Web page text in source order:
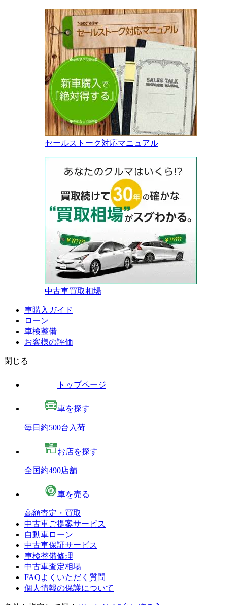
セールストーク対応マニュアル
中古車買取相場
車購入ガイド
ローン
車検整備
お客様の評価
閉じる
トップページ
車を探す
毎日約500台入荷
お店を探す
全国約490店舗
車を売る
高額査定・買取
中古車ご提案サービス
自動車ローン
中古車保証サービス
車検整備修理
中古車査定相場
FAQよくいただく質問
個人情報の保護について